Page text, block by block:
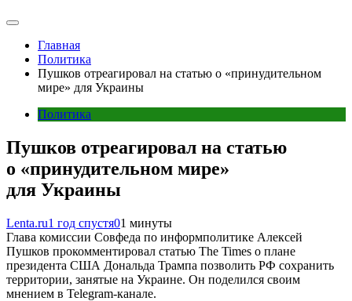
Главная
Политика
Пушков отреагировал на статью о «принудительном
мире» для Украины
Политика
Пушков отреагировал на статью
о «принудительном мире»
для Украины
Lenta.ru1 год спустя01 минуты
Глава комиссии Совфеда по информполитике Алексей
Пушков прокомментировал статью The Times о плане
президента США Дональда Трампа позволить РФ сохранить
территории, занятые на Украине. Он поделился своим
мнением в Telegram-канале.